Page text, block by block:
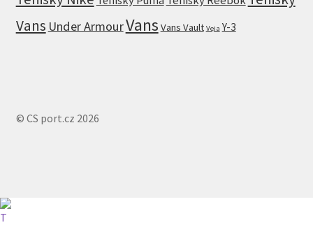
Vans Under ArmourVans Vans Vault Veja Y-3
© CS port.cz 2026